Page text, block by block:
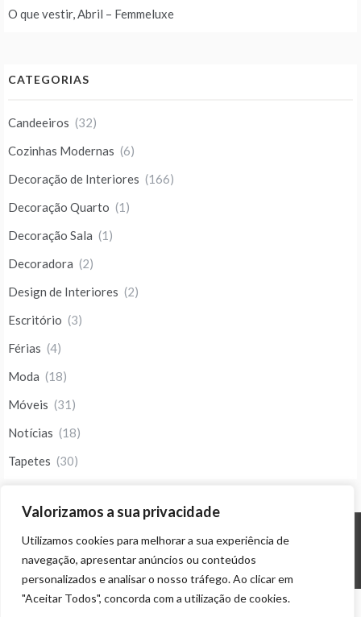
Valorizamos a sua privacidade
Utilizamos cookies para melhorar a sua experiência de
navegação, apresentar anúncios ou conteúdos
personalizados e analisar o nosso tráfego. Ao clicar em
"Aceitar Todos", concorda com a utilização de cookies.
O que vestir, Abril – Femmeluxe
CATEGORIAS
Candeeiros (32)
Cozinhas Modernas (6)
Decoração de Interiores (166)
Decoração Quarto (1)
Decoração Sala (1)
Decoradora (2)
Design de Interiores (2)
Escritório (3)
Férias (4)
Moda (18)
Móveis (31)
Notícias (18)
Tapetes (30)